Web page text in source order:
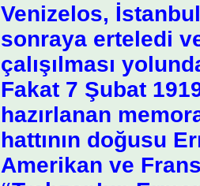
Venizelos,
sonraya erteledi
çalışılması
Fakat 7 Şubat
hazırlanan
hattının doğusu
Amerikan ve